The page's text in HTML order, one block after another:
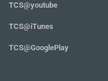
TCS@youtube
TCS@iTunes
TCS@GooglePlay